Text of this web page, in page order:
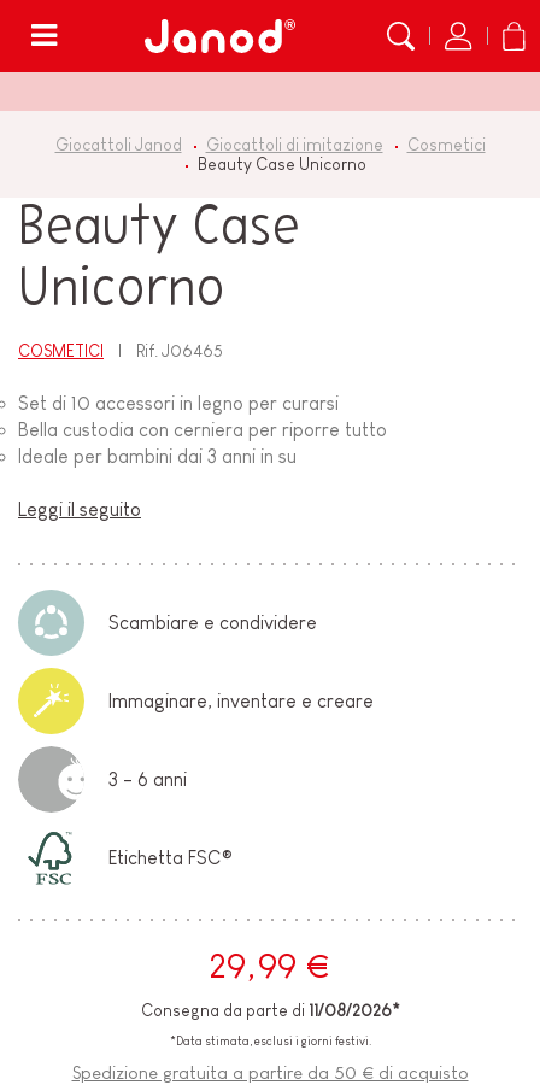
Giocattoli Janod Giocattoli di imitazione
Cosmetici
Beauty Case Unicorno
Beauty Case
Unicorno
COSMETICI Rif.J06465
Set di 10 accessori in legno per curarsi
Bella custodia con cerniera per riporre tutto
Ideale per bambini dai 3 anni in su
Leggi il seguito
Scambiare e condividere
Immaginare, inventare e creare
3 - 6 anni
Etichetta FSC®
29,99 €
Consegna da parte di 11/08/2026*
*Data stimata, esclusi i giorni festivi.
Spedizione gratuita a partire da 50 € di acquisto